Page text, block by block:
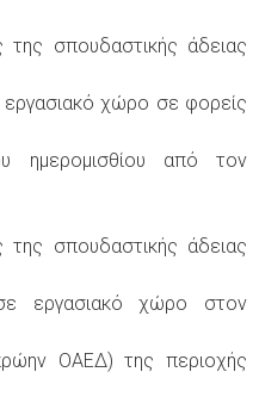
της σπουδαστικής άδειας
χώρο σε φορείς
ημερομισθίου από τον
της σπουδαστικής άδειας
εργασιακό χώρο στον
ΟΑΕΔ) της περιοχής